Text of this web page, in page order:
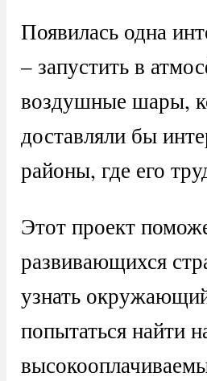
Появилась одна
– запустить в
воздушные шары,
доставляли бы
районы, где его
Этот проект
развивающихся
узнать
попытаться найти